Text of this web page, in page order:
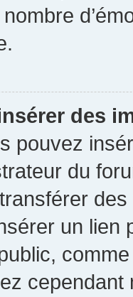
des
pouvez
du
un lien